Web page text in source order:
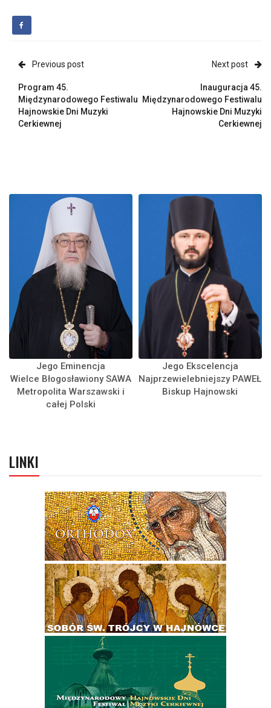
Previous post
Program 45.
Międzynarodowego Festiwalu
Hajnowskie Dni Muzyki
Cerkiewnej
Next post
Inauguracja 45.
Międzynarodowego Festiwalu
Hajnowskie Dni Muzyki
Cerkiewnej
Jego Eminencja
Wielce Błogosławiony SAWA
Metropolita Warszawski i
całej Polski
Jego Ekscelencja
Najprzewielebniejszy PAWEŁ
Biskup Hajnowski
LINKI